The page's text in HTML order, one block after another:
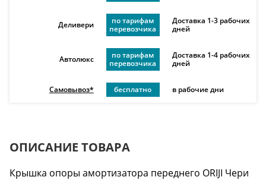
Деливери
по тарифам
перевозчика
Доставка 1-3 рабочих
дней
Автолюкс
по тарифам
перевозчика
Доставка 1-4 рабочих
дней
Самовывоз* бесплатно в рабочие дни
ОПИСАНИЕ ТОВАРА
Крышка опоры амортизатора переднего ORIJI Чери